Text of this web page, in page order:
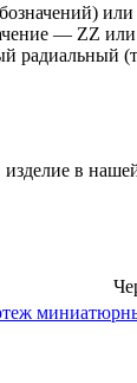
— ZZ
в